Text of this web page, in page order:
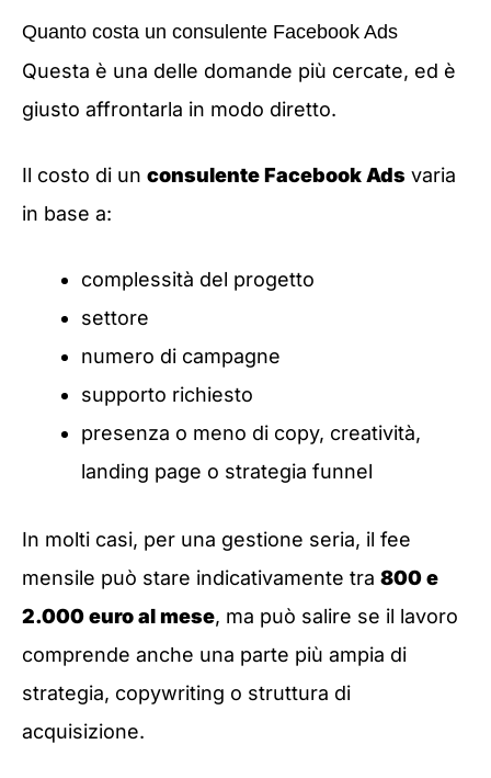
Quanto costa un consulente Facebook Ads
Questa è una delle domande più cercate, ed è
giusto affrontarla in modo diretto.
Il costo di un consulente Facebook Ads varia
in base a:
complessità del progetto
settore
numero di campagne
supporto richiesto
presenza o meno di copy, creatività,
landing page o strategia funnel
In molti casi, per una gestione seria, il fee
mensile può stare indicativamente tra 800 e
2.000 euro al mese, ma può salire se il lavoro
comprende anche una parte più ampia di
strategia, copywriting o struttura di
acquisizione.